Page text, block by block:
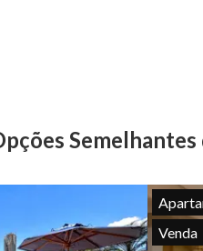
Semelhantes
Venda